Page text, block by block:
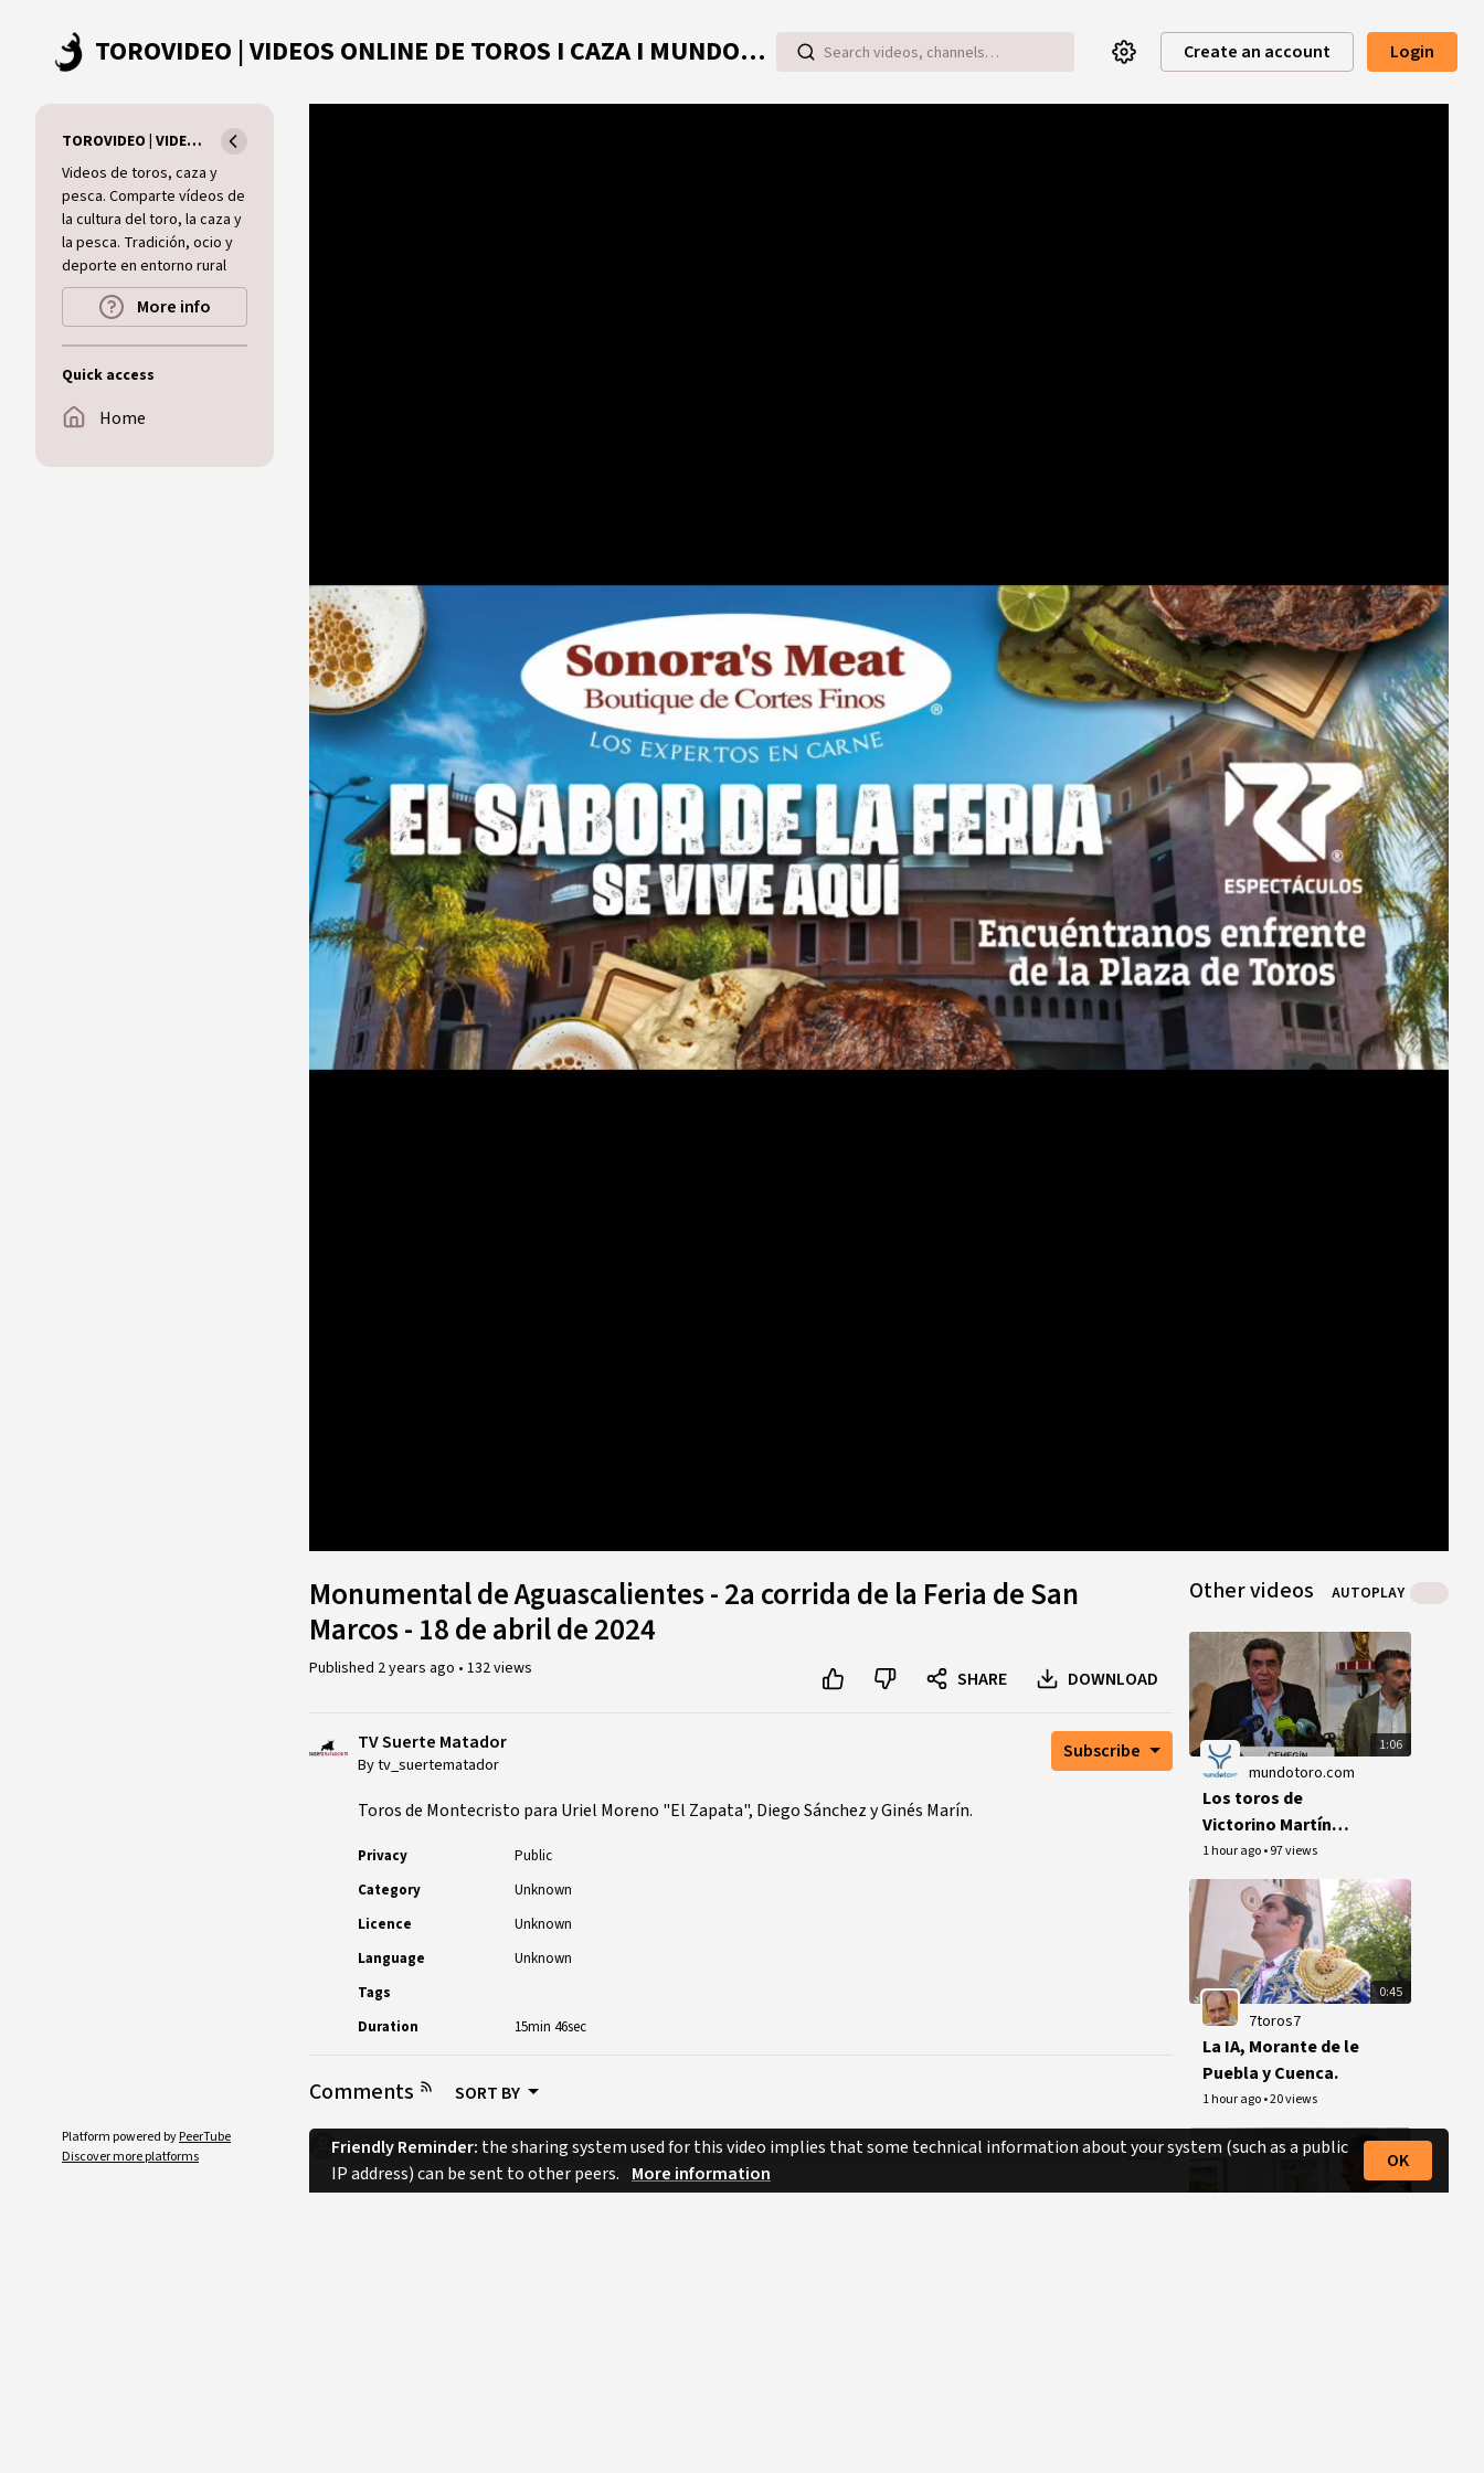
TOROVIDEO | VIDEOS ONLINE DE TOROS I CAZA I MUNDO RURAL Create an account Login
TOROVIDEO | VIDEOS ONLINE DE TOROS I CAZA I MUNDO RURAL
Videos de toros, caza y
pesca. Comparte vídeos de
la cultura del toro, la caza y
la pesca. Tradición, ocio y
deporte en entorno rural
More info
Quick access
Home
Platform powered byPeerTube
Discover more platforms
Monumental de Aguascalientes - 2a corrida de la Feria de San
Marcos - 18 de abril de 2024
Published 2 years ago • 132 views SHARE DOWNLOAD
TV Suerte Matador
By tv_suertematador
Subscribe
Toros de Montecristo para Uriel Moreno "El Zapata", Diego Sánchez y Ginés Marín.
Privacy
Public
Category
Unknown
Licence
Unknown
Language
Unknown
Tags
Duration
15min 46sec
Comments SORT BY
Other videos AUTOPLAY
1:06
mundotoro.com
Los toros de
Victorino Martín
debutan en el 125
aniversario de la
plaza de Cehegín
1 hour ago•97 views
0:45
7toros7
La IA, Morante de le
Puebla y Cuenca.
1 hour ago•20 views
Friendly Reminder: the sharing system used for this video implies that some technical information about your system (such as a public
IP address) can be sent to other peers. More information
OK